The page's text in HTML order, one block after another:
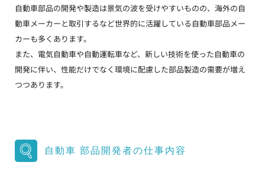
自動車部品の開発や製造は景気の波を受けやすいものの、海外の自
動車メーカーと取引するなど世界的に活躍している自動車部品メー
カーも多くあります。
また、電気自動車や自動運転車など、新しい技術を使った自動車の
開発に伴い、性能だけでなく環境に配慮した部品製造の需要が増え
つつあります。
自動車 部品開発者の仕事内容